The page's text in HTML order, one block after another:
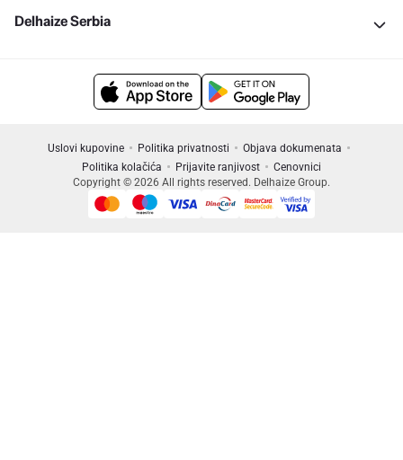
Delhaize Serbia
Uslovi kupovine Politika privatnosti
Objava dokumenata
Politika kolačića
Prijavite ranjivost
Cenovnici
Copyright © 2026 All rights reserved. Delhaize Group.